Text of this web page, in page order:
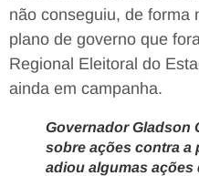
não conseguiu, de forma
plano de governo que
Regional Eleitoral do
ainda em campanha.
Governador Gladson
sobre ações contra a
adiou algumas ações